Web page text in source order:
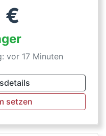
€
vor 17 Minuten
setzen